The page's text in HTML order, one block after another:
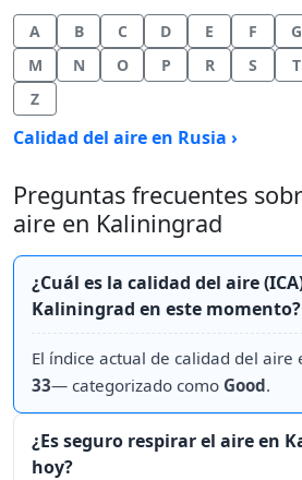
A B C D E F G
M
N O P R S T
Z
Calidad del aire en Rusia ›
Preguntas frecuentes
aire en Kaliningrad
¿Cuál es la calidad del aire
Kaliningrad en este momento?
El índice actual de calidad del aire
33— categorizado como Good.
¿Es seguro respirar el aire en
hoy?